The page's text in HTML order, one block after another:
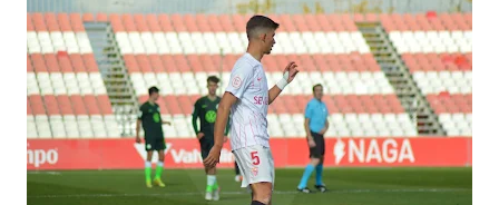
Kochorashvili, seria opción para reforzar el centro
del campo sevillista
Sow muy cerca de cerrar su traspaso al Genoa
Oso es el siguiente en la lista para salir